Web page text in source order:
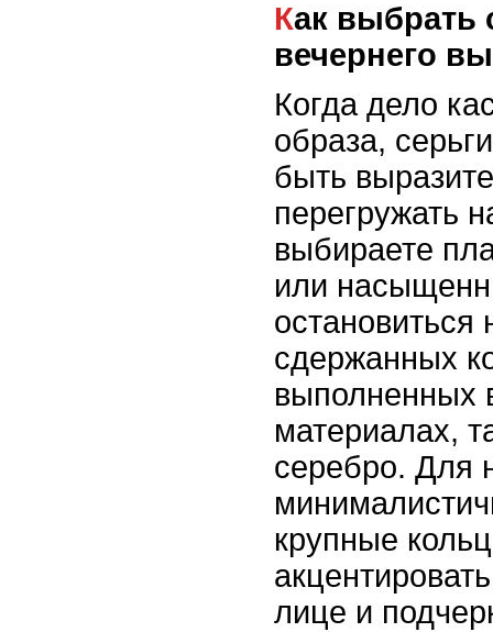
Как выбрать серьги-кольца для
вечернего
Когда дело
образа,
быть
перегружать
выбираете
или
остановиться
сдержанных
выполненных
материалах,
серебро. Для
крупные
лице и